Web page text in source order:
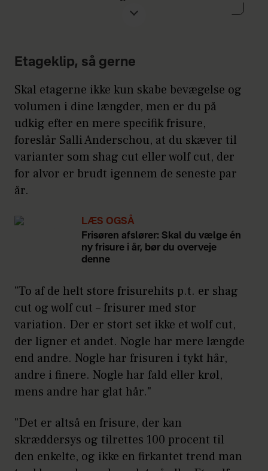
teksturspray. Salli Anderschous to
Dryspun Texture Spray
førstnævnte har mere hold og en
dejlig, men mere parfumeret duft, er
tekstursprayen fra Bumble and Bumle
et lettere og mere friskt bud. Begge
sprays er superlette at bruge. De
påføres i tørt hår dér, hvor du ønsker
effekten. Nemmere bliver det faktisk
Hvis du har lag, du ønsker at
fremhæve, f.eks. i et wolf cut, er
stylingcremer det bedste at bruge.
uden at det føles tungt og fedtet, er
der mange gode bud. I den mere lette
ende er der f.eks.Kevin Murphys
Easy.Rider, mens der i den lidt
tungere ende findesBumble and
Bumbles Brilliantine
bearbejdes og snos ind i spidserne.
Det er med til at definere de mange,
fine etager i frisuren.
Etageklip, så gerne
Skal etagerne ikke kun skabe bevægelse og
volumen i dine længder, men er du på
udkig efter en mere specifik frisure,
foreslår Salli Anderschou, at du skæver til
varianter som shag cut eller wolf cut, der
for alvor er brudt igennem de seneste par
år.
LÆS OGSÅ
Frisøren afslører: Skal du vælge én
ny frisure i år, bør du overveje
denne
"To af de helt store frisurehits p.t. er shag
cut og wolf cut – frisurer med stor
variation. Der er stort set ikke et wolf cut,
der ligner et andet. Nogle har mere længde
end andre. Nogle har frisuren i tykt hår,
andre i finere. Nogle har fald eller krøl,
mens andre har glat hår."
"Det er altså en frisure, der kan
skræddersys og tilrettes 100 procent til
den enkelte, og ikke en firkantet trend man